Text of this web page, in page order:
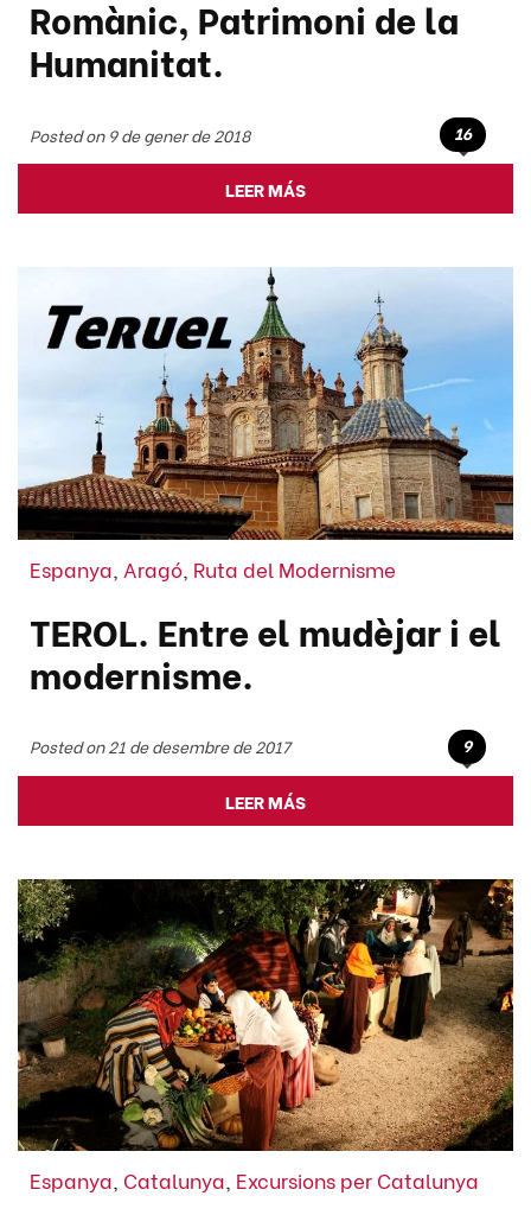
Romànic, Patrimoni de la
Humanitat.
Posted on 9 de gener de 2018 16
LEER MÁS
Espanya Aragó Ruta del Modernisme
TEROL. Entre el mudèjar i el
modernisme.
Posted on 21 de desembre de 2017 9
LEER MÁS
Espanya, Catalunya, Excursions per Catalunya